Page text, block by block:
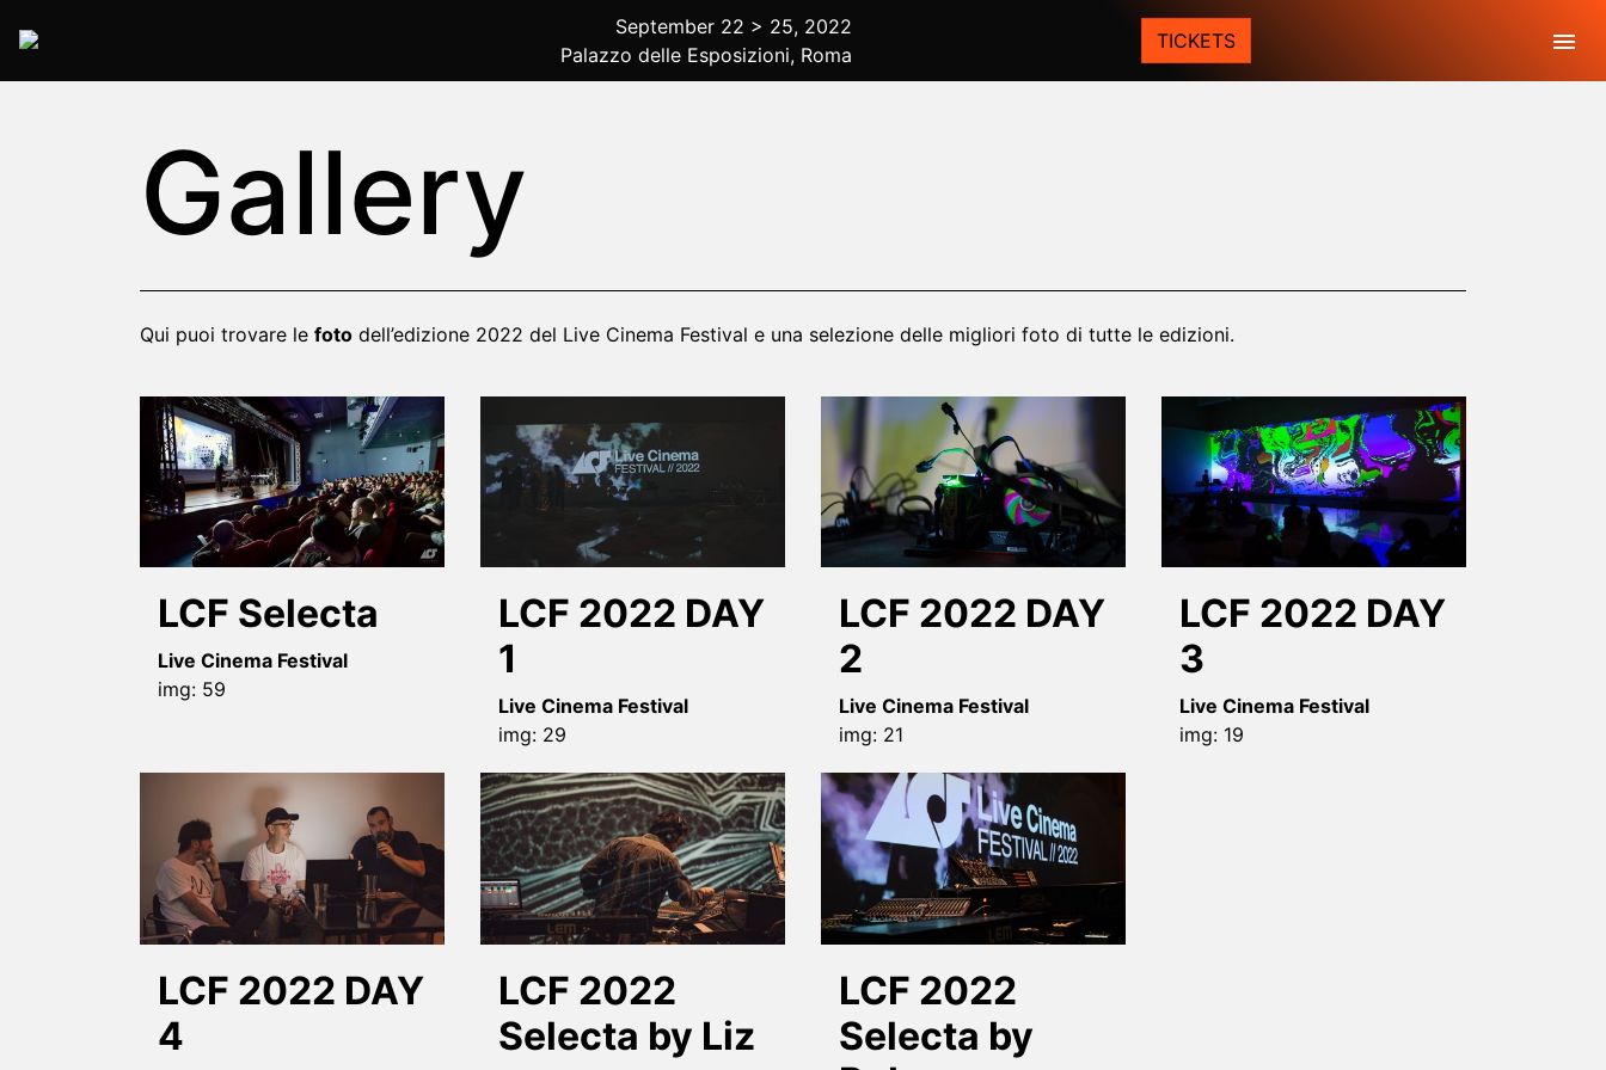
2022 Rome
September 22 > 25, 2022
Palazzo delle Esposizioni, Roma
TICKETS
Gallery
Qui puoi trovare le foto dell’edizione 2022 del Live Cinema Festival e una selezione delle migliori foto di tutte le edizioni.
LCF Selecta
Live Cinema Festival
img: 59
LCF 2022 DAY
1
Live Cinema Festival
img: 29
LCF 2022 DAY
2
Live Cinema Festival
img: 21
LCF 2022 DAY
3
Live Cinema Festival
img: 19
LCF 2022 DAY
4
LCF 2022
Selecta by Liz
LCF 2022
Selecta by